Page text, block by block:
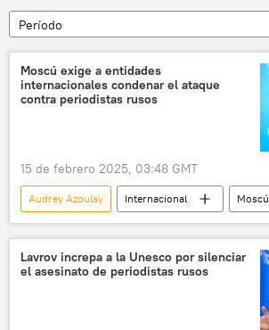
Período
Moscú exige a entidades
internacionales condenar el ataque
contra periodistas rusos
15 de febrero 2025, 03:48 GMT
Audrey Azoulay Internacional
Moscú
Ucrania
Serguéi Lavrov
María Zajárova
Unesco
Sputnik (medio de comunicación)
Lavrov increpa a la Unesco por silenciar
el asesinato de periodistas rusos